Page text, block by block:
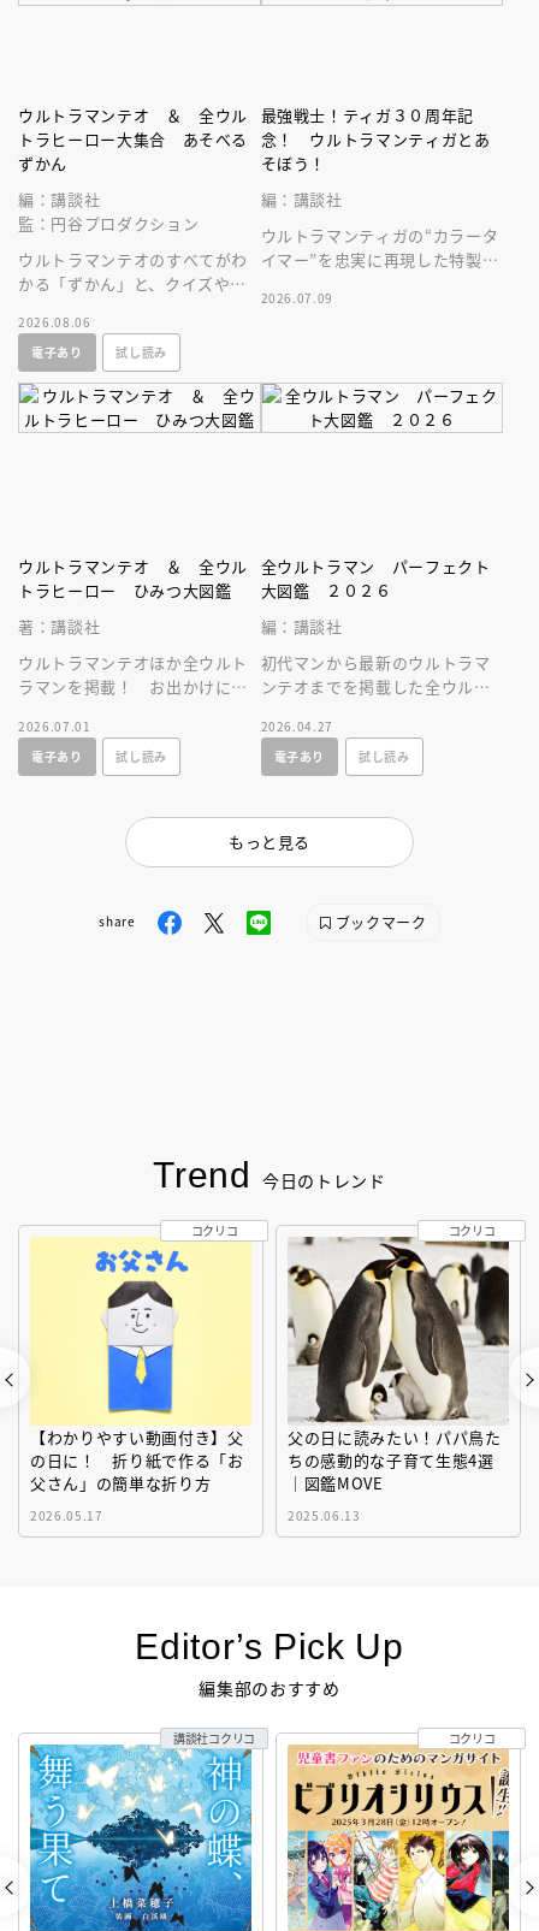
ウルトラマンテオ ＆ 全ウル
トラヒーロー大集合 あそべる
ずかん
編：講談社
監：円谷プロダクション
ウルトラマンテオのすべてがわ
かる「ずかん」と、クイズや絵
る「あそび」ページがぎゅっと
一冊に！
2026.08.06
電子あり
試し読み
最強戦士！ティガ３０周年記
念！ ウルトラマンティガとあ
そぼう！
編：講談社
ウルトラマンティガの“カラータ
イマー”を忠実に再現した特製ラ
Ｅ ＴＩＧＡ」サウンド付録つ
2026.07.09
ウルトラマンテオ ＆ 全ウル
トラヒーロー ひみつ大図鑑
著：講談社
ウルトラマンテオほか全ウルト
ラマンを掲載！ お出かけに便
ルトラヒーロのすべてが分か
る！
2026.07.01
電子あり
試し読み
全ウルトラマン パーフェクト
大図鑑 ２０２６
編：講談社
初代マンから最新のウルトラマ
ンテオまでを掲載した全ウルト
訂版。必殺技やプロフィールを
大公開！
2026.04.27
電子あり
試し読み
もっと見る
share ブックマーク
Trend 今日のトレンド
【わかりやすい動画付き】父
の日に！ 折り紙で作る「お
父さん」の簡単な折り方
2026.05.17
コクリコ
父の日に読みたい！パパ鳥た
ちの感動的な子育て生態4選
｜図鑑MOVE
2025.06.13
コクリコ
Editor’s Pick Up
編集部のおすすめ
講談社コクリコ コクリコ